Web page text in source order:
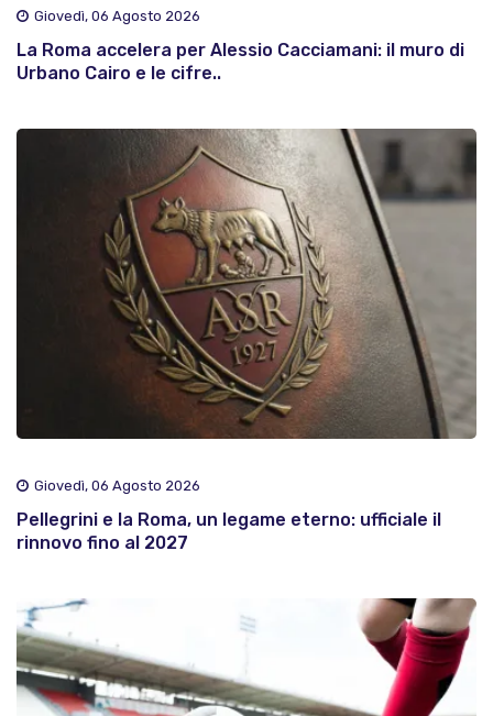
Giovedì, 06 Agosto 2026
La Roma accelera per Alessio Cacciamani: il muro di
Urbano Cairo e le cifre..
Giovedì, 06 Agosto 2026
Pellegrini e la Roma, un legame eterno: ufficiale il
rinnovo fino al 2027